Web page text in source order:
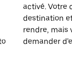
activé. Votre
destination
rendre, mais
demander